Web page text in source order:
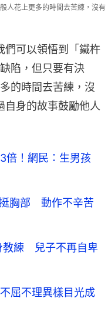
人花上更多的時間去苦練，沒有
們可以領悟到「鐵杵
陷，但只要有決
的時間去苦練，沒
自身的故事鼓勵他人
倍！網民：生男孩
挺胸部 動作不辛苦
教練 兒子不再自卑
屈不理異樣目光成